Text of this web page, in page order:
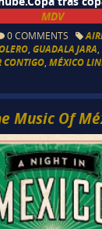
MDV
0 COMMENTS
,GUADALAJARA
CONTIGO ,MÉXICO
Music Of